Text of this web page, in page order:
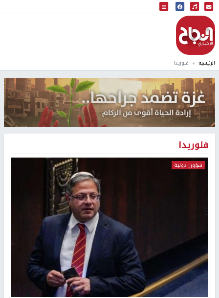
البث المباشر
إذاعة النجاح
الرئيسية فلوريدا
فلوريدا
شؤون دولية